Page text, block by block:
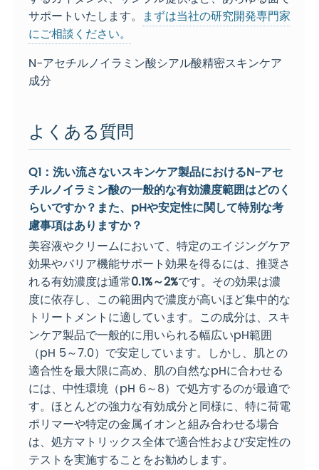
サポートいたします。 まずは当社の研究開発専門家
にご相談ください。
N-アセチルノイラミン酸シアル酸精密スキンケア
成分
よくある質問
Q1：洗い流さないスキンケア製品におけるN-アセ
チルノイラミン酸の一般的な有効濃度範囲はどのく
らいですか？また、pHや安定性に関して特別な考
慮事項はありますか？
美容液やクリームにおいて、特定のエイジングケア
効果やバリア機能サポート効果を得るには、推奨さ
れる有効濃度は通常0.1%～2%です。その効果は濃
度に依存し、この範囲内で濃度が高いほど集中的な
トリートメントに適しています。この成分は、スキ
ンケア製品で一般的に用いられる幅広いpH範囲
（pH 5～7.0）で安定しています。しかし、肌との
適合性を最大限に高め、肌の自然なpHに合わせる
には、中性環境（pH 6～8）で処方するのが最適で
す。ほとんどの強力な有効成分と同様に、特に荷電
ポリマーや特定の金属イオンと組み合わせる場合
は、処方マトリックス全体で適合性および安定性の
テストを実施することをお勧めします。